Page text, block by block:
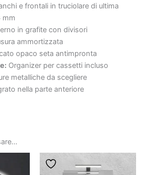
e frontali in truciolare di ultima
mm
in grafite con divisori
ammortizzata
opaco seta antimpronta
Organizer per cassetti incluso
metalliche da scegliere
nella parte anteriore